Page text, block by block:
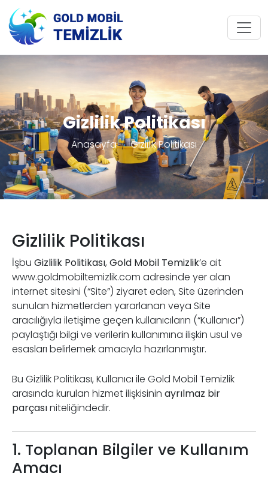
Gizlilik Politikası
Anasayfa Gizlilik Politikası
Gizlilik Politikası
İşbu Gizlilik Politikası, Gold Mobil Temizlik’e ait
www.goldmobiltemizlik.com adresinde yer alan
internet sitesini (“Site”) ziyaret eden, Site üzerinden
sunulan hizmetlerden yararlanan veya Site
aracılığıyla iletişime geçen kullanıcıların (“Kullanıcı”)
paylaştığı bilgi ve verilerin kullanımına ilişkin usul ve
esasları belirlemek amacıyla hazırlanmıştır.
Bu Gizlilik Politikası, Kullanıcı ile Gold Mobil Temizlik
arasında kurulan hizmet ilişkisinin ayrılmaz bir
parçasıniteliğindedir.
1. Toplanan Bilgiler ve Kullanım
Amacı